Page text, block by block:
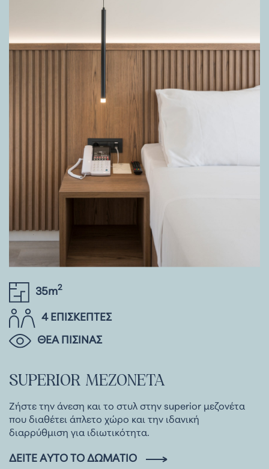
35m2
4 ΕΠΙΣΚΕΠΤΕΣ
ΘΕΑ ΠΙΣΙΝΑΣ
SUPERIOR ΜΕΖΟΝΕΤΑ
Ζήστε την άνεση και το στυλ στην superior μεζονέτα
που διαθέτει άπλετο χώρο και την ιδανική
διαρρύθμιση για ιδιωτικότητα.
ΔΕΊΤΕ ΑΥΤΌ ΤΟ ΔΩΜΆΤΙΟ